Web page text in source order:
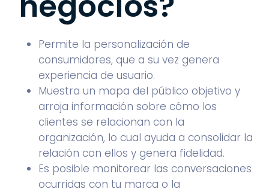
Permite la personalización de
consumidores, que a su vez genera
experiencia de usuario.
Muestra un mapa del público objetivo y
arroja información sobre cómo los
clientes se relacionan con la
organización, lo cual ayuda a consolidar la
relación con ellos y genera fidelidad.
Es posible monitorear las conversaciones
ocurridas con tu marca o la